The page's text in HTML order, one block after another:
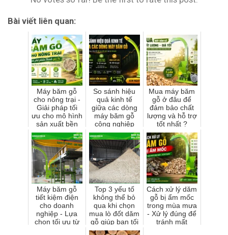
Bài viết liên quan:
Máy băm gỗ
cho nông trại -
Giải pháp tối
ưu cho mô hình
sản xuất bền
vững
So sánh hiệu
quả kinh tế
giữa các dòng
máy băm gỗ
công nghiệp
Mua máy băm
gỗ ở đâu để
đảm bảo chất
lượng và hỗ trợ
tốt nhất ?
Máy băm gỗ
tiết kiệm điện
cho doanh
nghiệp - Lựa
chon tối ưu từ
Top 3 yếu tố
không thể bỏ
qua khi chọn
mua lò đốt dăm
gỗ giúp bạn tối
ưu chi phí nhất
Cách xử lý dăm
gỗ bị ẩm mốc
trong mùa mưa
- Xử lý đúng để
tránh mất